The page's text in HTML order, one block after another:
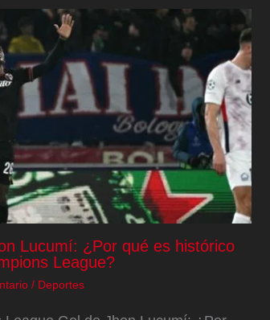
Lucumí: ¿Por qué es histórico
League?
/ Deportes